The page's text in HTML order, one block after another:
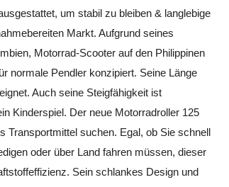
um stabil zu bleiben & langlebige
Markt. Aufgrund seines
Motorrad-Scooter auf den Philippinen
normale Pendler konzipiert. Seine Länge
Auch seine Steigfähigkeit ist
Kinderspiel. Der neue Motorradroller 125
Transportmittel suchen. Egal, ob Sie schnell
oder über Land fahren müssen, dieser
Sein schlankes Design und